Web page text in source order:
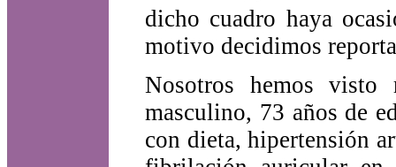
dicho cuadro haya
motivo decidimos
Nosotros hemos visto
masculino, 73 años de
con dieta, hipertensión